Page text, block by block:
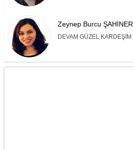
Zeynep Burcu ŞAHİNER
DEVAM GÜZEL KARDEŞİM